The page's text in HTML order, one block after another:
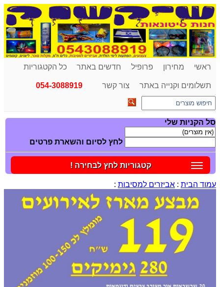
ראשי מחירון פרופיל חדשים באתר כל הקטגוריות
תשלומים וקנייה באתר צור קשר 054-3088919
סל הקניות שלי
לחץ לסיום והשארת פרטים
קטגוריות לחץ לבחירה !
עמוד הבית : אביזרים למסיבות :